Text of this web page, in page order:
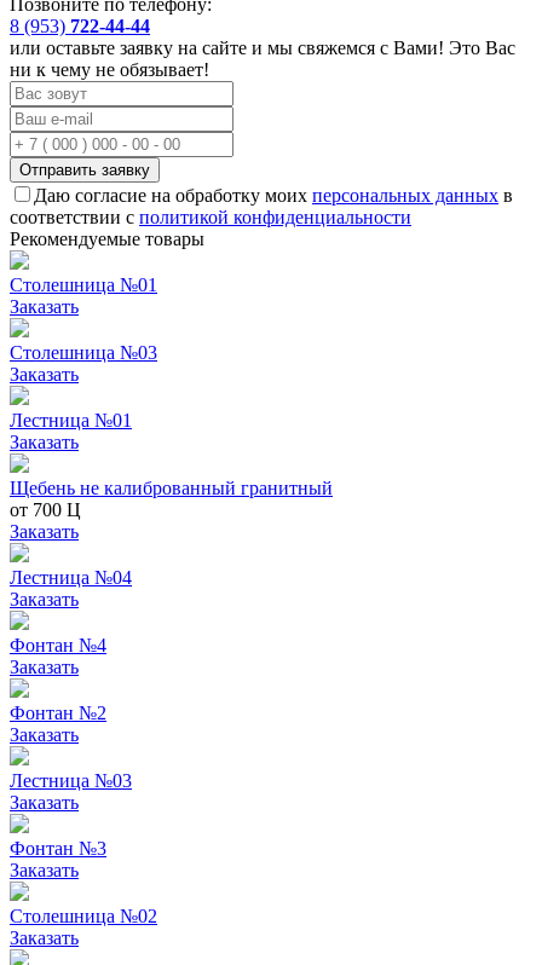
8 (953) 722-44-44
или оставьте заявку на сайте и мы свяжемся с Вами! Это Вас
ни к чему не обязывает!
Отправить заявку
Даю согласие на обработку моих персональных данных в
соответствии с политикой конфиденциальности
Рекомендуемые товары
Столешница №01
Заказать
Столешница №03
Заказать
Лестница №01
Заказать
Щебень не калиброванный гранитный
от 700 Ц
Заказать
Лестница №04
Заказать
Фонтан №4
Заказать
Фонтан №2
Заказать
Лестница №03
Заказать
Фонтан №3
Заказать
Столешница №02
Заказать